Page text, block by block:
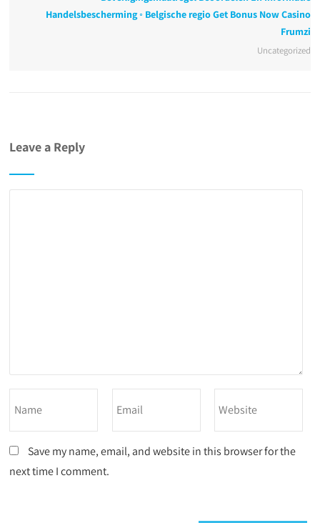
Handelsbescherming ◦ Belgische regio Get Bonus Now Casino
Frumzi
Uncategorized
Leave a Reply
Save my name, email, and website in this browser for the
next time I comment.